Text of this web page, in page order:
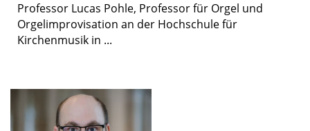
Professor Lucas Pohle, Professor für Orgel und
Orgelimprovisation an der Hochschule für
Kirchenmusik in ...